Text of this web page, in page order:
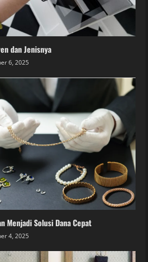
dan Jenisnya
6, 2025
Menjadi Solusi Dana Cepat
4, 2025